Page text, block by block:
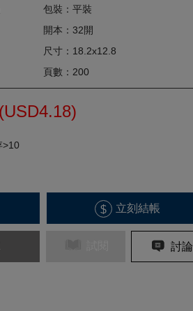
包裝：平裝
開本：32開
尺寸：18.2x12.8
頁數：200
USD4.18)
>10
$ 立刻結帳
討論